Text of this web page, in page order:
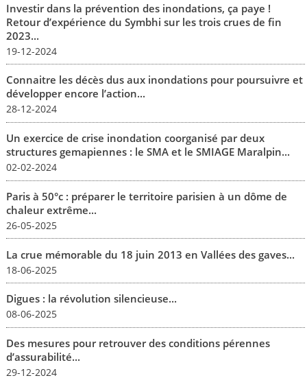
Investir dans la prévention des inondations, ça paye !
Retour d’expérience du Symbhi sur les trois crues de fin
2023...
19-12-2024
Connaitre les décès dus aux inondations pour poursuivre et
développer encore l’action...
28-12-2024
Un exercice de crise inondation coorganisé par deux
structures gemapiennes : le SMA et le SMIAGE Maralpin...
02-02-2024
Paris à 50°c : préparer le territoire parisien à un dôme de
chaleur extrême...
26-05-2025
La crue mémorable du 18 juin 2013 en Vallées des gaves...
18-06-2025
Digues : la révolution silencieuse...
08-06-2025
Des mesures pour retrouver des conditions pérennes
d’assurabilité...
29-12-2024